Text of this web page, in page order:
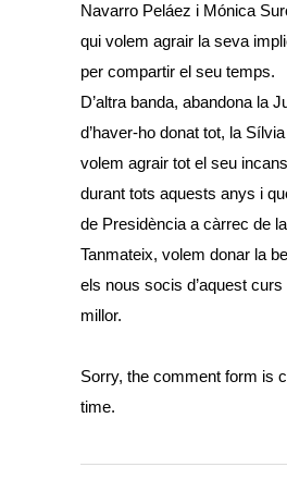
Navarro Peláez i Mónica
qui volem agrair la seva
per compartir el seu temps.
D’altra banda, abandona la
d’haver-ho donat tot, la
volem agrair tot el seu
durant tots aquests anys i
de Presidència a càrrec de
Tanmateix, volem donar la
els nous socis d’aquest
millor.
Sorry, the comment form is
time.